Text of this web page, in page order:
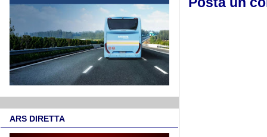
ARS DIRETTA